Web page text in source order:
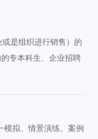
是组织进行销售）的
专本科生、企业招聘
拟、情景演练、案例